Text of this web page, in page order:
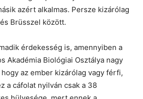
azért alkalmas. Persze kizárólag
Brüsszel között.
érdekesség is, amennyiben a
Akadémia Biológiai Osztálya nagy
az ember kizárólag vagy férfi,
a cáfolat nyilván csak a 38